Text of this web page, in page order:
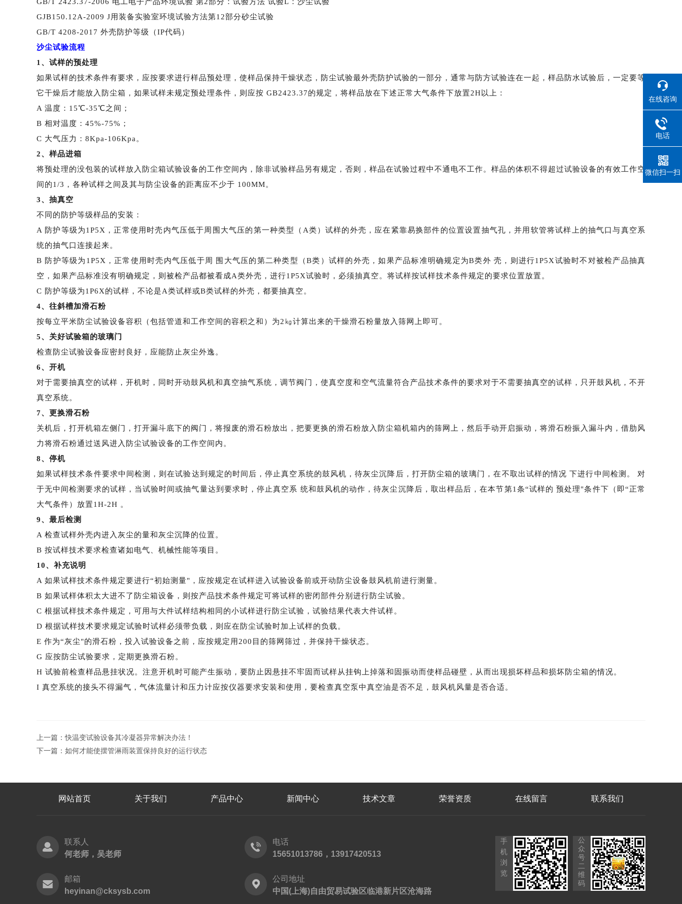
GJB150.12A-2009 J用装备实验室环境试验方法第12部分砂尘试验
GB/T 4208-2017 外壳防护等级（IP代码）
沙尘试验流程
1、试样的预处理
如果试样的技术条件有要求，应按要求进行样品预处理，使样品保持干燥状态，防尘试验最外壳防护试验的一部分，通常与防方试验连在一起，样品防水试验后，一定要等
它干燥后才能放入防尘箱，如果试样未规定预处理条件，则应按 GB2423.37的规定，将样品放在下述正常大气条件下放置2H以上：
A 温度：15℃-35℃之间；
B 相对温度：45%-75%；
C 大气压力：8Kpa-106Kpa。
2、样品进箱
将预处理的没包装的试样放入防尘箱试验设备的工作空间内，除非试验样品另有规定，否则，样品在试验过程中不通电不工作。样品的体积不得超过试验设备的有效工作空
间的1/3，各种试样之间及其与防尘设备的距离应不少于 100MM。
3、抽真空
不同的防护等级样品的安装：
A 防护等级为1P5X，正常使用时壳内气压低于周围大气压的第一种类型（A类）试样的外壳，应在紧靠易换部件的位置设置抽气孔，并用软管将试样上的抽气口与真空系
统的抽气口连接起来。
B 防护等级为1P5X，正常使用时壳内气压低于周 围大气压的第二种类型（B类）试样的外壳，如果产品标准明确规定为B类外 壳，则进行1P5X试验时不对被检产品抽真
空，如果产品标准没有明确规定，则被检产品都被看成A类外壳，进行1P5X试验时，必须抽真空。将试样按试样技术条件规定的要求位置放置。
C 防护等级为1P6X的试样，不论是A类试样或B类试样的外壳，都要抽真空。
4、往斜槽加滑石粉
按每立平米防尘试验设备容积（包括管道和工作空间的容积之和）为2㎏计算出来的干燥滑石粉量放入筛网上即可。
5、关好试验箱的玻璃门
检查防尘试验设备应密封良好，应能防止灰尘外逸。
6、开机
对于需要抽真空的试样，开机时，同时开动鼓风机和真空抽气系统，调节阀门，使真空度和空气流量符合产品技术条件的要求对于不需要抽真空的试样，只开鼓风机，不开
真空系统。
7、更换滑石粉
关机后，打开机箱左侧门，打开漏斗底下的阀门，将报废的滑石粉放出，把要更换的滑石粉放入防尘箱机箱内的筛网上，然后手动开启振动，将滑石粉振入漏斗内，借肋风
力将滑石粉通过送风进入防尘试验设备的工作空间内。
8、停机
如果试样技术条件要求中间检测，则在试验达到规定的时间后，停止真空系统的鼓风机，待灰尘沉降后，打开防尘箱的玻璃门，在不取出试样的情况 下进行中间检测。
对
于无中间检测要求的试样，当试验时间或抽气量达到要求时，停止真空系 统和鼓风机的动作，待灰尘沉降后，取出样品后，在本节第1条“试样的 预处理"条件下（即“正常
大气条件）放置1H-2H 。
9、最后检测
A 检查试样外壳内进入灰尘的量和灰尘沉降的位置。
B 按试样技术要求检查诸如电气、机械性能等项目。
10、补充说明
A 如果试样技术条件规定要进行“初始测量"，应按规定在试样进入试验设备前或开动防尘设备鼓风机前进行测量。
B 如果试样体积太大进不了防尘箱设备，则按产品技术条件规定可将试样的密闭部件分别进行防尘试验。
C 根据试样技术条件规定，可用与大件试样结构相同的小试样进行防尘试验，试验结果代表大件试样。
D 根据试样技术要求规定试验时试样必须带负载，则应在防尘试验时加上试样的负载。
E 作为“灰尘"的滑石粉，投入试验设备之前，应按规定用200目的筛网筛过，并保持干燥状态。
G 应按防尘试验要求，定期更换滑石粉。
H 试验前检查样品悬挂状况。注意开机时可能产生振动，要防止因悬挂不牢固而试样从挂钩上掉落和固振动而使样品碰壁，从而出现损坏样品和损坏防尘箱的情况。
I 真空系统的接头不得漏气，气体流量计和压力计应按仪器要求安装和使用，要检查真空泵中真空油是否不足，鼓风机风量是否合适。
上一篇：快温变试验设备其冷凝器异常解决办法！
下一篇： 如何才能使摆管淋雨装置保持良好的运行状态
网站首页 关于我们 产品中心 新闻中心 技术文章 荣誉资质 在线留言 联系我们
联系人
何老师，吴老师
电话
15651013786，13917420513
邮箱
heyinan@cksysb.com
公司地址
中国(上海)自由贸易试验区临港新片区沧海路
手
机
浏
览
公
众
号
二
维
码
在线咨询
电话
微信扫一扫